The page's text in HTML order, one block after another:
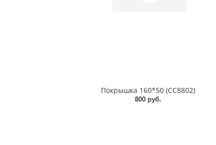
Покрышка 160*50 (СС8802)
800 руб.